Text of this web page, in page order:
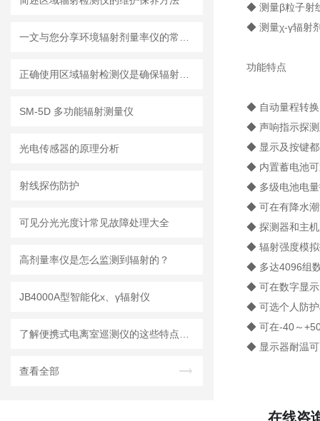
SM-5D 多功能辐射测量仪
光电传感器的原理分析
射线探伤防护
可见分光光度计常见故障处理大全
高剂量率仪是怎么监测到辐射的？
JB4000A型智能化х、γ辐射仪
查看全部
◆ 测量β粒子射
◆ 测量χ-γ辐射
功能特点
◆ 自动量程转
◆ 声响指示探测
◆ 显示及按键都
◆ 内置蓄电池可
◆ 多级电池电
◆ 可在有降水潮
◆ 探测器和主机
◆ 辐射强度模
◆ 多达4096组
◆ 可在数字显示
◆ 可选个人防
◆ 可在-40～
◆ 显示器耐温
在线咨